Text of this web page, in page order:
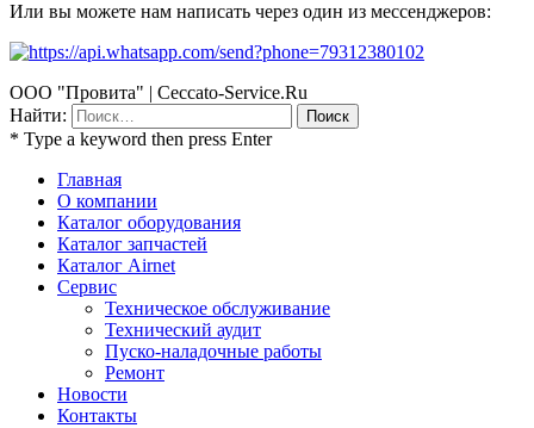
Или вы можете нам написать через один из мессенджеров:
ООО "Провита" | Ceccato-Service.Ru
Найти:
* Type a keyword then press Enter
Главная
О компании
Каталог оборудования
Каталог запчастей
Каталог Airnet
Сервис
Техническое обслуживание
Технический аудит
Пуско-наладочные работы
Ремонт
Новости
Контакты